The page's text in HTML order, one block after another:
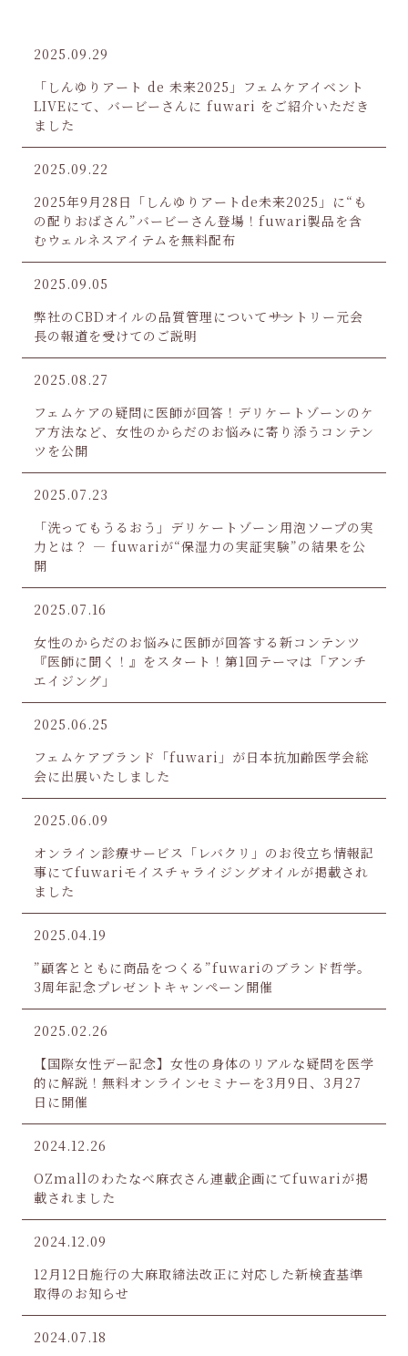
2025.09.29
「しんゆりアート de 未来2025」フェムケアイベント
LIVEにて、バービーさんに fuwari をご紹介いただき
ました
2025.09.22
2025年9月28日「しんゆりアートde未来2025」に“も
の配りおばさん”バービーさん登場！fuwari製品を含
むウェルネスアイテムを無料配布
2025.09.05
弊社のCBDオイルの品質管理について――サントリー元会
長の報道を受けてのご説明
2025.08.27
フェムケアの疑問に医師が回答！デリケートゾーンのケ
ア方法など、女性のからだのお悩みに寄り添うコンテン
ツを公開
2025.07.23
「洗ってもうるおう」デリケートゾーン用泡ソープの実
力とは？ ― fuwariが“保湿力の実証実験”の結果を公
開
2025.07.16
女性のからだのお悩みに医師が回答する新コンテンツ
『医師に聞く！』をスタート！第1回テーマは「アンチ
エイジング」
2025.06.25
フェムケアブランド「fuwari」が日本抗加齢医学会総
会に出展いたしました
2025.06.09
オンライン診療サービス「レバクリ」のお役立ち情報記
事にてfuwariモイスチャライジングオイルが掲載され
ました
2025.04.19
”顧客とともに商品をつくる”fuwariのブランド哲学。
3周年記念プレゼントキャンペーン開催
2025.02.26
【国際女性デー記念】女性の身体のリアルな疑問を医学
的に解説！無料オンラインセミナーを3月9日、3月27
日に開催
2024.12.26
OZmallのわたなべ麻衣さん連載企画にてfuwariが掲
載されました
2024.12.09
12月12日施行の大麻取締法改正に対応した新検査基準
取得のお知らせ
2024.07.18